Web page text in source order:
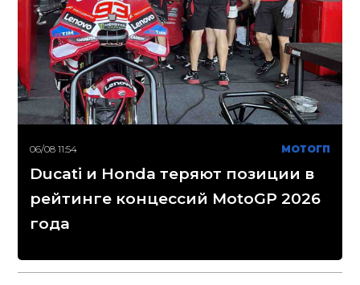
06/08 11:54 МОТОГП
Ducati и Honda теряют позиции в
рейтинге концессий MotoGP 2026
года